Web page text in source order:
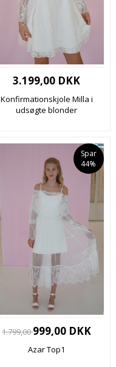
3.199,00 DKK
Konfirmationskjole Milla i
udsøgte blonder
Spar
44%
1.799,00999,00 DKK
Azar Top1